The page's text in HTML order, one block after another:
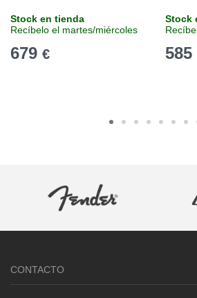
Stock en tienda
Recíbelo el martes/miércoles
679 €
Stock
585
CONTACTO